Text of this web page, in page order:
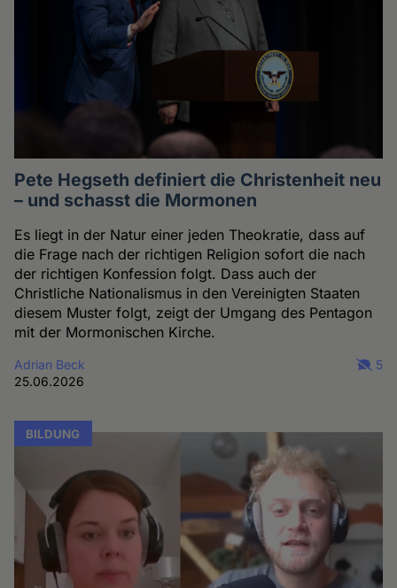
Pete Hegseth definiert die Christenheit neu
– und schasst die Mormonen
Es liegt in der Natur einer jeden Theokratie, dass auf
die Frage nach der richtigen Religion sofort die nach
der richtigen Konfession folgt. Dass auch der
Christliche Nationalismus in den Vereinigten Staaten
diesem Muster folgt, zeigt der Umgang des Pentagon
mit der Mormonischen Kirche.
Adrian Beck
25.06.2026
5
BILDUNG